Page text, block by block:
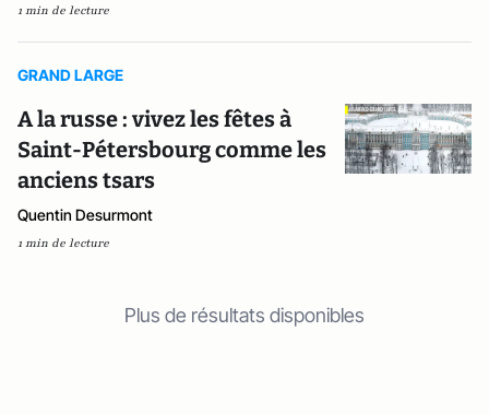
1 min de lecture
GRAND LARGE
A la russe : vivez les fêtes à
Saint-Pétersbourg comme les
anciens tsars
Quentin Desurmont
1 min de lecture
Plus de résultats disponibles